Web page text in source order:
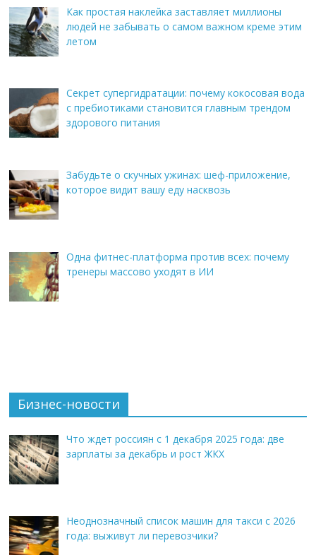
Как простая наклейка заставляет миллионы
людей не забывать о самом важном креме этим
летом
Секрет супергидратации: почему кокосовая вода
с пребиотиками становится главным трендом
здорового питания
Забудьте о скучных ужинах: шеф-приложение,
которое видит вашу еду насквозь
Одна фитнес-платформа против всех: почему
тренеры массово уходят в ИИ
Бизнес-новости
Что ждет россиян с 1 декабря 2025 года: две
зарплаты за декабрь и рост ЖКХ
Неоднозначный список машин для такси с 2026
года: выживут ли перевозчики?